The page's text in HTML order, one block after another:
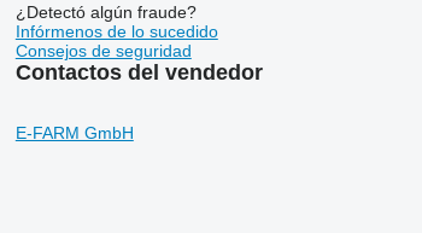
¿Detectó algún fraude?
Infórmenos de lo sucedido
Consejos de seguridad
Contactos del vendedor
E-FARM GmbH